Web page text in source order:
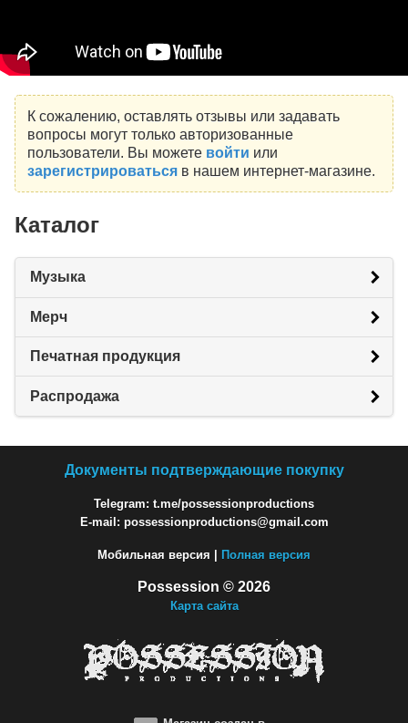
К сожалению, оставлять отзывы или задавать
вопросы могут только авторизованные
пользователи. Вы можете войти или
зарегистрироватьсяв нашем интернет-магазине.
Каталог
Музыка
Мерч
Печатная продукция
Распродажа
Документы подтверждающие покупку
Telegram: t.me/possessionproductions
E-mail: possessionproductions@gmail.com
Мобильная версия | Полная версия
Possession © 2026
Карта сайта